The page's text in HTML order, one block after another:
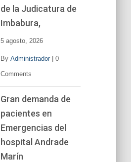
de la Judicatura de
Imbabura,
5 agosto, 2026
By Administrador| 0
Comments
Gran demanda de
pacientes en
Emergencias del
hospital Andrade
Marín